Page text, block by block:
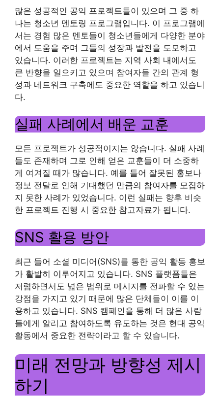
많은 성공적인 공익 프로젝트들이 있으며 그 중 하
나는 청소년 멘토링 프로그램입니다. 이 프로그램에
서는 경험 많은 멘토들이 청소년들에게 다양한 분야
에서 도움을 주며 그들의 성장과 발전을 도모하고
있습니다. 이러한 프로젝트는 지역 사회 내에서도
큰 반향을 일으키고 있으며 참여자들 간의 관계 형
성과 네트워크 구축에도 중요한 역할을 하고 있습니
다.
실패 사례에서 배운 교훈
모든 프로젝트가 성공적이지는 않습니다. 실패 사례
들도 존재하며 그로 인해 얻은 교훈들이 더 소중하
게 여겨질 때가 많습니다. 예를 들어 잘못된 홍보나
정보 전달로 인해 기대했던 만큼의 참여자를 모집하
지 못한 사례가 있었습니다. 이런 실패는 향후 비슷
한 프로젝트 진행 시 중요한 참고자료가 됩니다.
SNS 활용 방안
최근 들어 소셜 미디어(SNS)를 통한 공익 활동 홍보
가 활발히 이루어지고 있습니다. SNS 플랫폼들은
저렴하면서도 넓은 범위로 메시지를 전파할 수 있는
강점을 가지고 있기 때문에 많은 단체들이 이를 이
용하고 있습니다. SNS 캠페인을 통해 더 많은 사람
들에게 알리고 참여하도록 유도하는 것은 현대 공익
활동에서 중요한 전략이라고 할 수 있습니다.
미래 전망과 방향성 제시
하기